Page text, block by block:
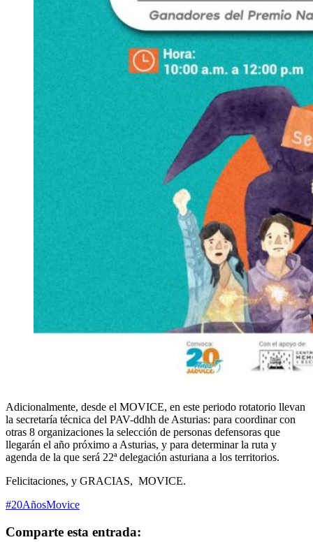
Adicionalmente, desde el MOVICE, en este periodo rotatorio llevan
la secretaría técnica del PAV-ddhh de Asturias: para coordinar con
otras 8 organizaciones la selección de personas defensoras que
llegarán el año próximo a Asturias, y para determinar la ruta y
agenda de la que será 22ª delegación asturiana a los territorios.
Felicitaciones, y GRACIAS, MOVICE.
#20AñosMovice
Comparte esta entrada: